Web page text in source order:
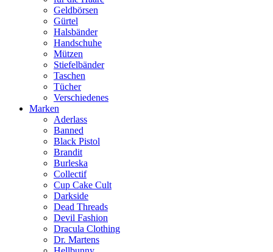
Geldbörsen
Gürtel
Halsbänder
Handschuhe
Mützen
Stiefelbänder
Taschen
Tücher
Verschiedenes
Marken
Aderlass
Banned
Black Pistol
Brandit
Burleska
Collectif
Cup Cake Cult
Darkside
Dead Threads
Devil Fashion
Dracula Clothing
Dr. Martens